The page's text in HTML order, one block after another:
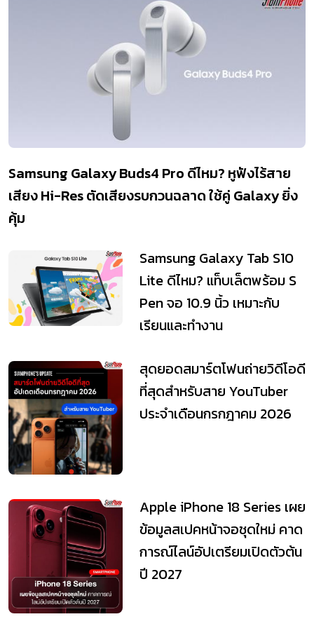
Samsung Galaxy Buds4 Pro ดีไหม? หูฟังไร้สาย
เสียง Hi-Res ตัดเสียงรบกวนฉลาด ใช้คู่ Galaxy ยิ่ง
คุ้ม
Samsung Galaxy Tab S10
Lite ดีไหม? แท็บเล็ตพร้อม S
Pen จอ 10.9 นิ้ว เหมาะกับ
เรียนและทำงาน
สุดยอดสมาร์ตโฟนถ่ายวิดีโอดี
ที่สุดสำหรับสาย YouTuber
ประจำเดือนกรกฎาคม 2026
Apple iPhone 18 Series เผย
ข้อมูลสเปคหน้าจอชุดใหม่ คาด
การณ์ไลน์อัปเตรียมเปิดตัวต้น
ปี 2027